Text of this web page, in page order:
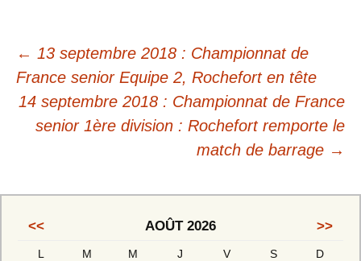
← 13 septembre 2018 : Championnat de
France senior Equipe 2, Rochefort en tête
14 septembre 2018 : Championnat de France
senior 1ère division : Rochefort remporte le
match de barrage →
<< AOÛT 2026 >>
L M M J V S D